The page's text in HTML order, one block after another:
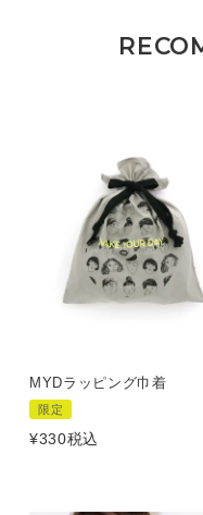
MYDラッピング巾着
限定
¥330税込